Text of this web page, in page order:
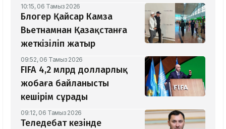
10:15, 06 Тамыз 2026
Блогер Қайсар Камза
Вьетнамнан Қазақстанға
жеткізіліп жатыр
09:52, 06 Тамыз 2026
FIFA 4,2 млрд долларлық
жобаға байланысты
кешірім сұрады
09:12, 06 Тамыз 2026
Теледебат кезінде